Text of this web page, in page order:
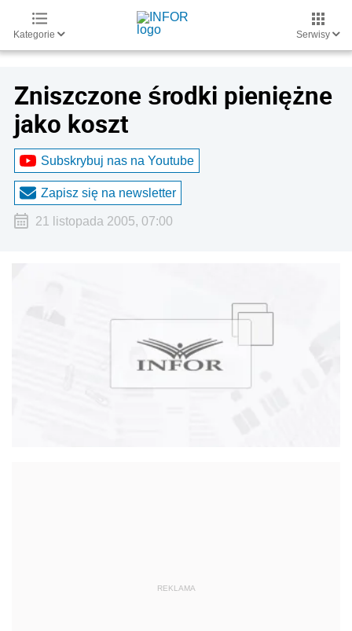
Kategorie Serwisy
Zniszczone środki pieniężne
jako koszt
Subskrybuj nas na Youtube
Zapisz się na newsletter
21 listopada 2005, 07:00